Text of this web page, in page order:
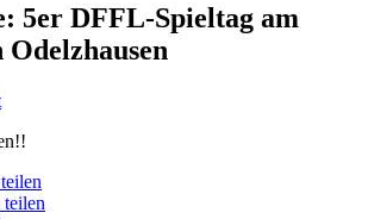
5er DFFL-Spieltag am
Odelzhausen